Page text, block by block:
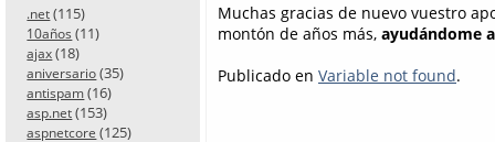
.net (115)
10años (11)
ajax (18)
aniversario (35)
antispam (16)
asp.net (153)
aspnetcore (125)
Muchas gracias de nuevo vuestro
montón de años más, ayudándome
Publicado en Variable not found.